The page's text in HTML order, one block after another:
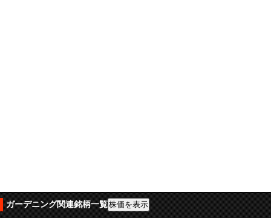
ガーデニング関連銘柄一覧